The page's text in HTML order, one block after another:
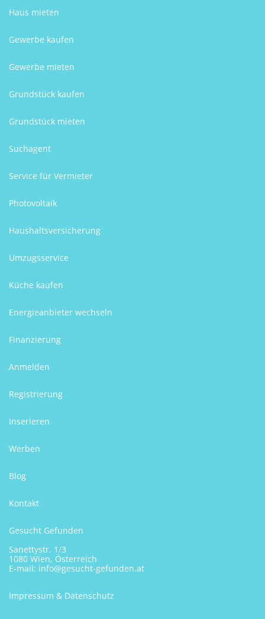
Haus mieten
Gewerbe kaufen
Gewerbe mieten
Grundstück kaufen
Grundstück mieten
Suchagent
Service für Vermieter
Photovoltaik
Haushaltsversicherung
Umzugsservice
Küche kaufen
Energieanbieter wechseln
Finanzierung
Anmelden
Registrierung
Inserieren
Werben
Blog
Kontakt
Gesucht Gefunden
Sanettystr. 1/3
1080 Wien, Österreich
E-mail: info@gesucht-gefunden.at
Impressum & Datenschutz